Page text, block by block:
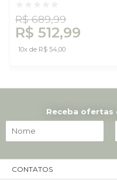
Dalla Costa
R$ 689,99
R$ 512,99
10x de R$ 54,00
Receba ofertas
CONTATOS